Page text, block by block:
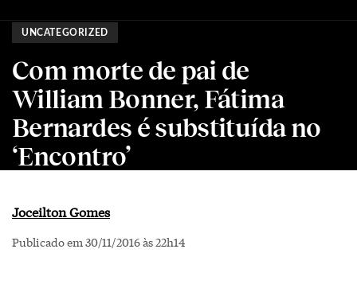
UNCATEGORIZED
Com morte de pai de
William Bonner, Fátima
Bernardes é substituída no
‘Encontro’
Joceilton Gomes
Publicado em 30/11/2016 às 22h14